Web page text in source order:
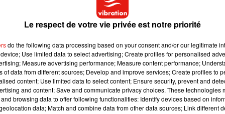
des coulisses, des salons et des loges, vous aurez de quoi
média, les vestiaires et la pelouse !
et émouvante dans cette enceinte sportive imposante !
Léo & Ursula :)
Le respect de votre vie privée est notre priorité
do the following data processing based on your consent and/or our legitimate
Use limited data to select advertising; Create profiles for personalised
Measure advertising performance; Measure content performance;
of data from different sources; Develop and improve services; Create profiles to
content; Use limited data to select content; Ensure security, prevent and
and content; Save and communicate privacy choices. These technologies
browsing data to offer following functionalities: Identify devices based on
data; Match and combine data from other data sources; Link different